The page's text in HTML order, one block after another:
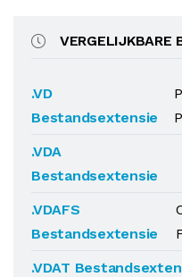
VERGELIJKBARE
.VD
Bestandsextensie
.VDA
Bestandsextensie
.VDAFS
Bestandsextensie
.VDAT